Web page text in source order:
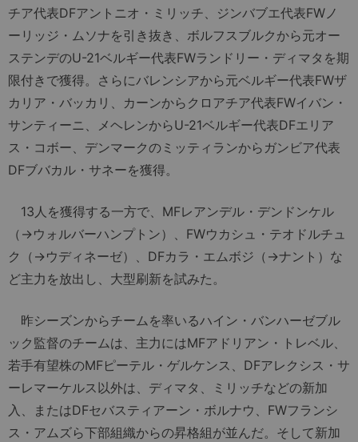
チア代表DFアントニオ・ミリッチ、ジンバブエ代表FWノ
ーリッジ・ムソナを引き抜き、ボルフスブルクから元オー
ステンデのU-21ベルギー代表FWランドリー・ディマタを期
限付きで獲得。さらにバレンシアから元ベルギー代表FWザ
カリア・バッカリ、カーンからクロアチア代表FWイバン・
サンティーニ、メヘレンからU-21ベルギー代表DFエリア
ス・コボー、デンマークのミッティランからガンビア代表
DFブバカル・サネーを獲得。
13人を獲得する一方で、MFレアンデル・デンドンケル
（→ウォルバーハンプトン）、FWウカシュ・テオドルチュ
ク（→ウディネーゼ）、DFカラ・エムボジ（→ナント）な
ど主力を放出し、大型刷新を試みた。
昨シーズンからチームを率いるハイン・バンハーゼブル
ック監督のチームは、主力にはMFアドリアン・トレベル、
若手有望株のMFピーテル・ゲルケンス、DFアレクシス・サ
ーレマーケルス以外は、ディマタ、ミリッチなどの新加
入、またはDFセバスティアーン・ボルナウ、FWフランシ
ス・アムズら下部組織からの昇格組が並んだ。そして新加